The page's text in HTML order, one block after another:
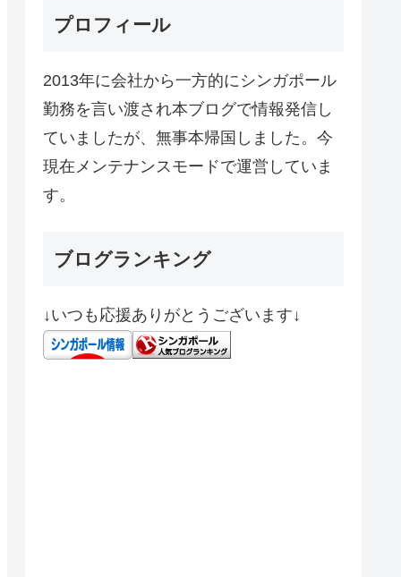
プロフィール
2013年に会社から一方的にシンガポール
勤務を言い渡され本ブログで情報発信し
ていましたが、無事本帰国しました。今
現在メンテナンスモードで運営していま
す。
ブログランキング
↓いつも応援ありがとうございます↓